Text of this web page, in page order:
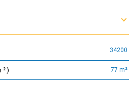
34200
77 m²